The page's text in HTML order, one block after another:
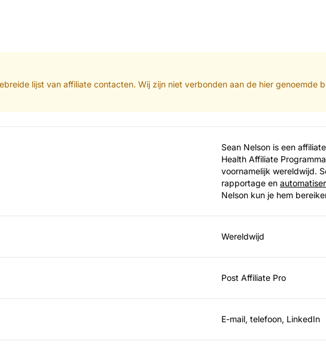
lijst van affiliate contacten. Wij zijn niet verbonden aan de hier
Sean Nelson is een
Health Affiliate
voornamelijk wereldwijd.
rapportage en
Nelson kun je hem
Wereldwijd
Post Affiliate Pro
E-mail, telefoon, LinkedIn